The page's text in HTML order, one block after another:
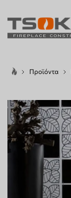
Προϊόντα